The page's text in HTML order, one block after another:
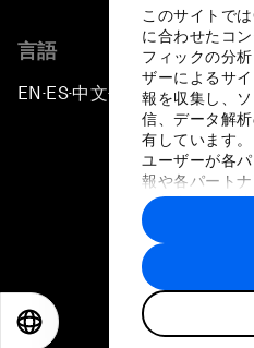
このサイトで
に合わせたコ
フィックの分
ザーによるサ
報を収集し、
信、データ解
有しています
ユーザーが各
報や各パート
に収集された
トナーによっ
す。
言語
EN ▪ES▪中文▪ 日本語
プライバシーポ
サイト
©
世界